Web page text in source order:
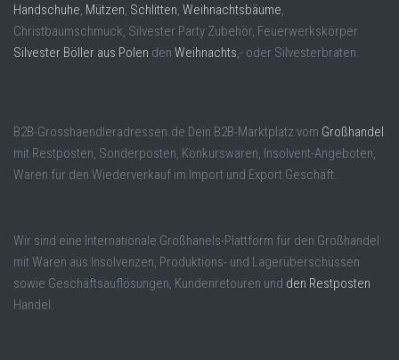
Handschuhe Mützen Schlitten Weihnachtsbäume
Christbaumschmuck, Silvester Party Zubehör, Feuerwerkskörper
Silvester Böller aus Polen den Weihnachts ,- oder Silvesterbraten.
B2B-Grosshaendleradressen.de Dein B2B-Marktplatz vom Großhandel
mit Restposten, Sonderposten, Konkurswaren, Insolvent-Angeboten,
Waren für den Wiederverkauf im Import und Export Geschäft.
Wir sind eine Internationale Großhanels-Plattform für den Großhandel
mit Waren aus Insolvenzen, Produktions- und Lagerüberschüssen
sowie Geschäftsauflösungen, Kundenretouren und den Restposten
Handel.